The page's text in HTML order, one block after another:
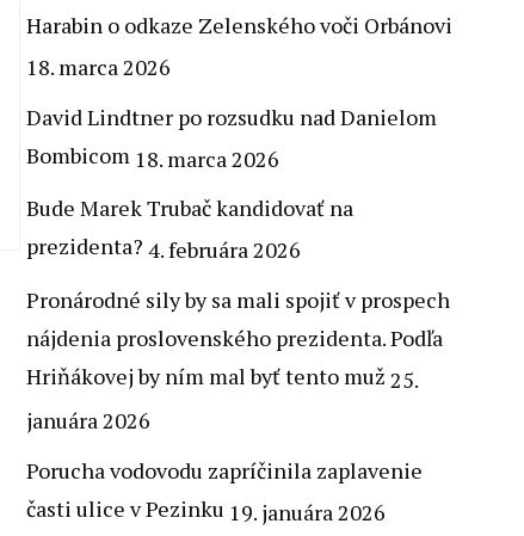
Harabin o odkaze Zelenského voči Orbánovi
18. marca 2026
David Lindtner po rozsudku nad Danielom
Bombicom 18. marca 2026
Bude Marek Trubač kandidovať na
prezidenta? 4. februára 2026
Pronárodné sily by sa mali spojiť v prospech
nájdenia proslovenského prezidenta. Podľa
Hriňákovej by ním mal byť tento muž 25.
januára 2026
Porucha vodovodu zapríčinila zaplavenie
časti ulice v Pezinku 19. januára 2026